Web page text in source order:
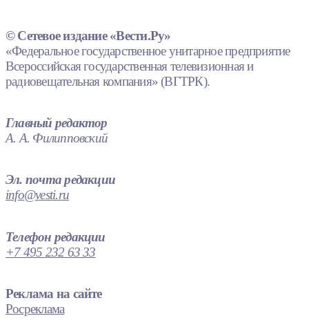
© Сетевое издание «Вести.Ру»
«Федеральное государственное унитарное предприятие
Всероссийская государственная телевизионная и
радиовещательная компания» (ВГТРК).
Главный редактор
А. А. Филипповский
Эл. почта редакции
info@vesti.ru
Телефон редакции
+7 495 232 63 33
Реклама на сайте
Росреклама